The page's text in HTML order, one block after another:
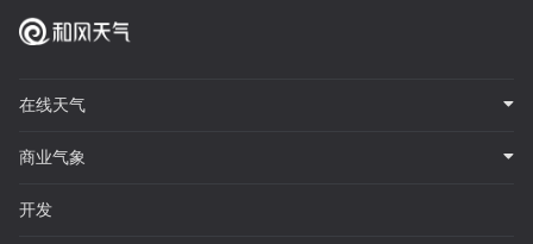
在线天气
商业气象
开发